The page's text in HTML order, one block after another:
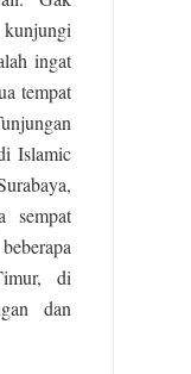
ingat
tempat
Islamic
sempat
di
dan